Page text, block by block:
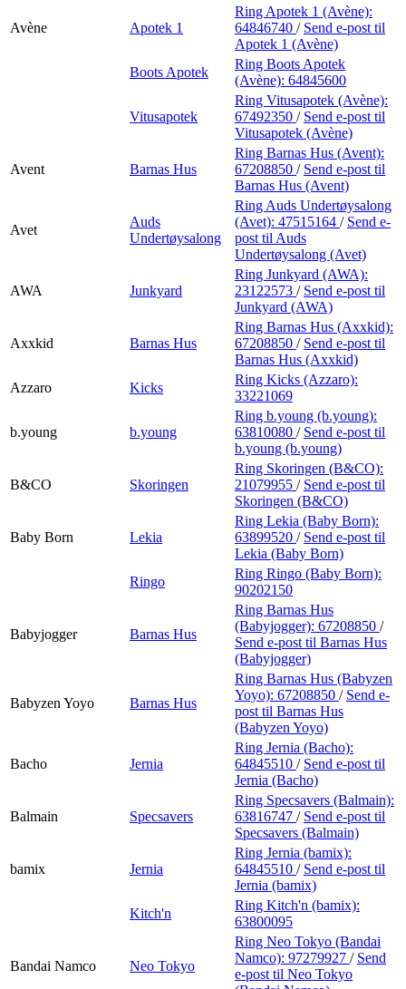
Avène Apotek 1
Ring Apotek 1 (Avène):
64846740 / Send e-post til
Apotek 1 (Avène)
Boots Apotek
Ring Boots Apotek
(Avène): 64845600
Vitusapotek
Ring Vitusapotek (Avène):
67492350 / Send e-post til
Vitusapotek (Avène)
Avent Barnas Hus
Ring Barnas Hus (Avent):
67208850 / Send e-post til
Barnas Hus (Avent)
Avet
Auds
Undertøysalong
Ring Auds Undertøysalong
(Avet): 47515164 / Send e-
post til Auds
Undertøysalong (Avet)
AWA Junkyard
Ring Junkyard (AWA):
23122573 / Send e-post til
Junkyard (AWA)
Axxkid Barnas Hus
Ring Barnas Hus (Axxkid):
67208850 / Send e-post til
Barnas Hus (Axxkid)
Azzaro
Kicks
Ring Kicks (Azzaro):
33221069
b.young b.young
Ring b.young (b.young):
63810080 / Send e-post til
b.young (b.young)
B&CO Skoringen
Ring Skoringen (B&CO):
21079955 / Send e-post til
Skoringen (B&CO)
Baby Born Lekia
Ring Lekia (Baby Born):
63899520 / Send e-post til
Lekia (Baby Born)
Ringo
Ring Ringo (Baby Born):
90202150
Babyjogger Barnas Hus
Ring Barnas Hus
(Babyjogger): 67208850 /
Send e-post til Barnas Hus
(Babyjogger)
Babyzen Yoyo Barnas Hus
Ring Barnas Hus (Babyzen
Yoyo): 67208850 / Send e-
post til Barnas Hus
(Babyzen Yoyo)
Bacho Jernia
Ring Jernia (Bacho):
64845510 / Send e-post til
Jernia (Bacho)
Balmain Specsavers
Ring Specsavers (Balmain):
63816747 / Send e-post til
Specsavers (Balmain)
bamix Jernia
Ring Jernia (bamix):
64845510 / Send e-post til
Jernia (bamix)
Kitch'n
Ring Kitch'n (bamix):
63800095
Bandai Namco Neo Tokyo
Ring Neo Tokyo (Bandai
Namco): 97279927 / Send
e-post til Neo Tokyo